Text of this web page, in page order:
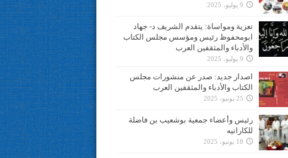
9 يوليو، 2025
تعزية ومواساة: يتقدم الشريف د- جهاد
ابومحفوظ رئيس ومؤسس مجلس الكتاب
والأدباء والمثقفين العرب
9 يوليو، 2025
اصدار جديد: صدر عن منشورات مجلس
الكتاب والأدباء والمثقفين العرب
25 يونيو، 2025
رئيس وأعضاء جمعية بوشعيب بن فاضلة
للكاراتيه
18 يونيو، 2025